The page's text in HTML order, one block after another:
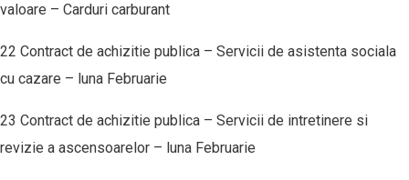
valoare – Carduri carburant
22 Contract de achizitie publica – Servicii de asistenta sociala
cu cazare – luna Februarie
23 Contract de achizitie publica – Servicii de intretinere si
revizie a ascensoarelor – luna Februarie